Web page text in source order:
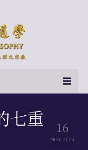
16
NOV 2024
七重